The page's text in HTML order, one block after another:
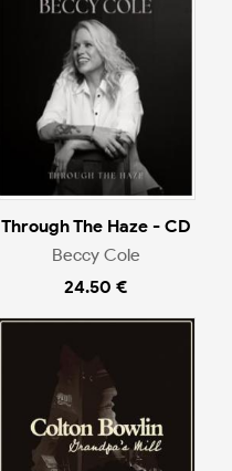
Through The Haze - CD
Beccy Cole
24.50 €